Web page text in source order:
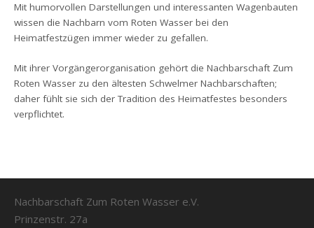
Mit humorvollen Darstellungen und interessanten Wagenbauten
wissen die Nachbarn vom Roten Wasser bei den
Heimatfestzügen immer wieder zu gefallen.
Mit ihrer Vorgängerorganisation gehört die Nachbarschaft Zum
Roten Wasser zu den ältesten Schwelmer Nachbarschaften;
daher fühlt sie sich der Tradition des Heimatfestes besonders
verpflichtet.
Nachbarschaft Zum Roten Wasser e.V.
Prinzenstr. 27a